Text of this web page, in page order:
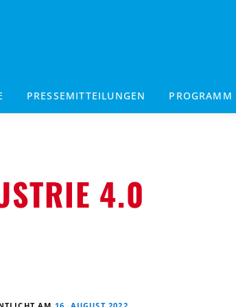
PRESSEMITTEILUNGEN PROGRAMM
4.0